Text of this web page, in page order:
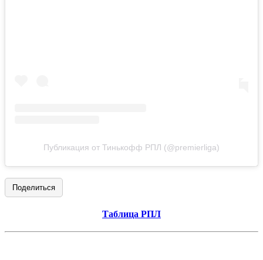
Публикация от Тинькофф РПЛ (@premierliga)
Поделиться
Таблица РПЛ